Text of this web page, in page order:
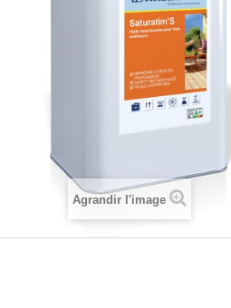
Agrandir l'image